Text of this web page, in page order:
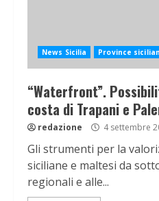
News Sicilia Province
“Waterfront”.
costa di Trapani e
redazione 4 settembre
Gli strumenti per la
siciliane e maltesi da
regionali e alle...